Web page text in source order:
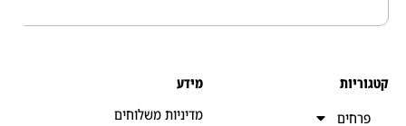
מדיניות משלוחים